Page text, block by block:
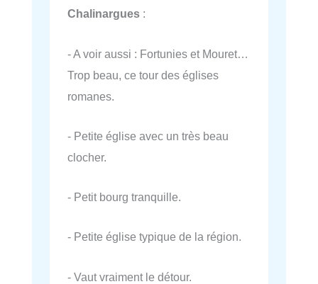
Chalinargues :
- A voir aussi : Fortunies et Mouret…
Trop beau, ce tour des églises
romanes.
- Petite église avec un très beau
clocher.
- Petit bourg tranquille.
- Petite église typique de la région.
- Vaut vraiment le détour.